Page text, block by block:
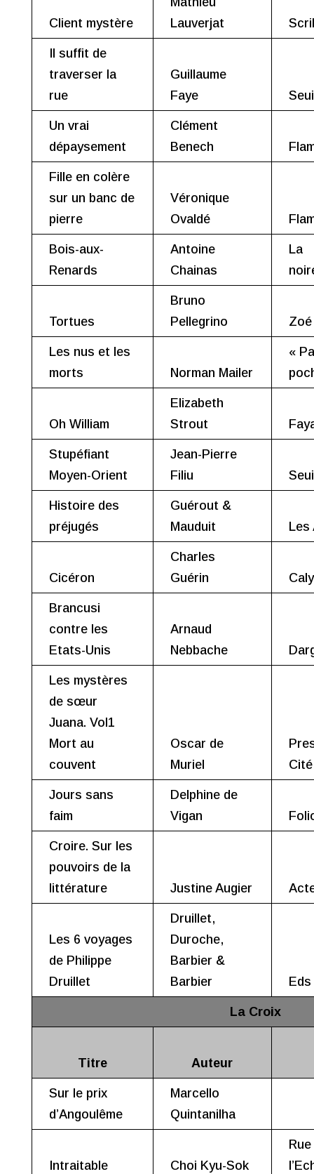
Client mystère
Lauverjat
Il suffit de
traverser la
rue
Guillaume
Faye
Un vrai
dépaysement
Clément
Benech
Fille en colère
sur un banc de
pierre
Véronique
Ovaldé
Bois-aux-
Renards
Antoine
Chainas
La
Tortues
Bruno
Pellegrino
Zoé
Les nus et les
morts
Norman Mailer
«
Oh William
Elizabeth
Strout
Stupéfiant
Moyen-Orient
Jean-Pierre
Filiu
Histoire des
préjugés
Guérout &
Mauduit
Les
Cicéron
Charles
Guérin
Brancusi
contre les
Etats-Unis
Arnaud
Nebbache
Les mystères
de sœur
Juana. Vol1
Mort au
couvent
Oscar de
Muriel
Cité
Jours sans
faim
Delphine de
Vigan
Croire. Sur les
pouvoirs de la
littérature
Justine Augier
Les 6 voyages
de Philippe
Druillet
Druillet,
Duroche,
Barbier &
Barbier
La Croix
Titre Auteur
Sur le prix
d’Angoulême
Marcello
Quintanilha
Intraitable Choi Kyu-Sok